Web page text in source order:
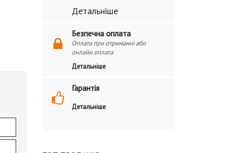
Детальніше
Безпечна оплата
Оплата при отриманні або
онлайн оплата
Детальніше
Гарантія
Детальніше